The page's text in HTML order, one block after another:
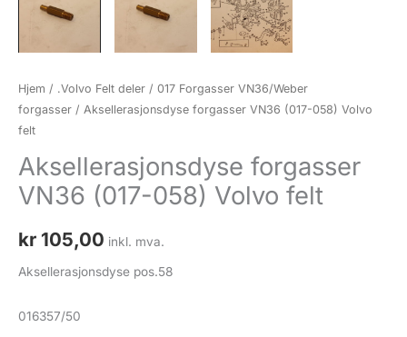
Hjem / .Volvo Felt deler / 017 Forgasser VN36/Weber
forgasser / Aksellerasjonsdyse forgasser VN36 (017-058) Volvo
felt
Aksellerasjonsdyse forgasser
VN36 (017-058) Volvo felt
kr 105,00 inkl. mva.
Aksellerasjonsdyse pos.58
016357/50